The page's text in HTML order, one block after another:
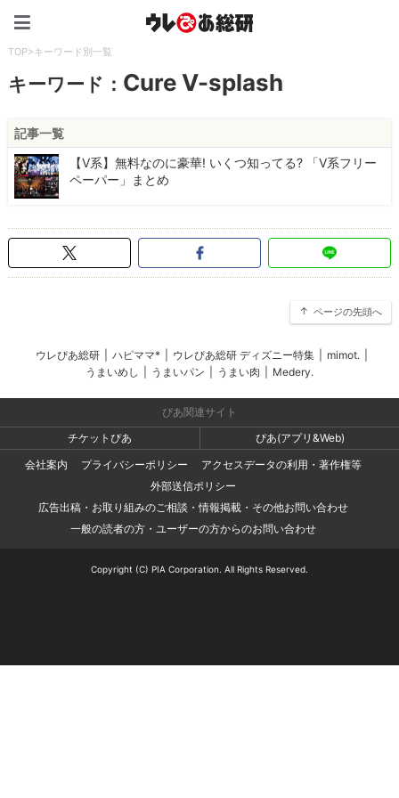
TOP>キーワード別一覧
キーワード： Cure V-splash
記事一覧
【V系】無料なのに豪華! いくつ知ってる? 「V系フリー
ペーパー」まとめ
ページの先頭へ
ウレぴあ総研 ハピママ* ウレぴあ総研 ディズニー特集 mimot.
うまいめし
うまいパン うまい肉 Medery.
ぴあ関連サイト
チケットぴあ
ぴあ(アプリ&Web)
会社案内
プライバシーポリシー
アクセスデータの利用・著作権等
外部送信ポリシー
広告出稿・お取り組みのご相談・情報掲載・その他お問い合わせ
一般の読者の方・ユーザーの方からのお問い合わせ
Copyright (C) PIA Corporation. All Rights Reserved.